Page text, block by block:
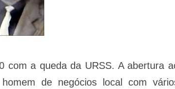
com a queda da URSS. A abertura
de negócios local com